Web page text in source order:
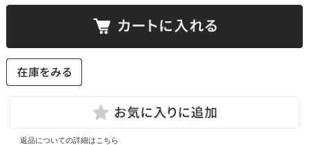
返品についての詳細はこちら